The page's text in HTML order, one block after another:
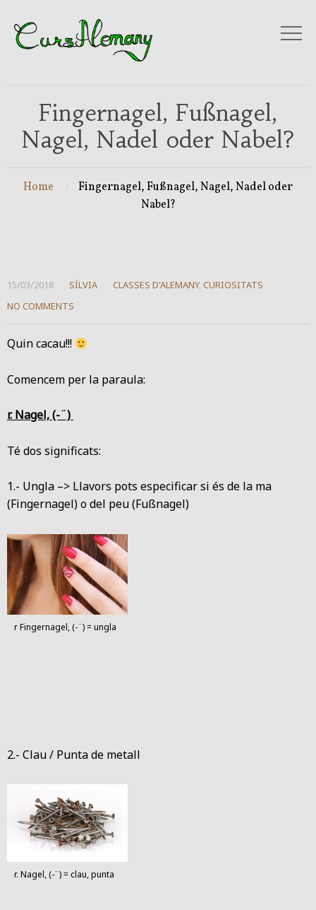
Fingernagel, Fußnagel,
Nagel, Nadel oder Nabel?
Home
Fingernagel, Fußnagel, Nagel, Nadel oder
Nabel?
15/03/2018 SÍLVIA CLASSES D'ALEMANY, CURIOSITATS
NO COMMENTS
Quin cacau!!!
Comencem per la paraula:
r. Nagel, (-¨)
Té dos significats:
1.- Ungla –> Llavors pots especificar si és de la ma
(Fingernagel) o del peu (Fußnagel)
r Fingernagel, (-¨) = ungla
2.- Clau / Punta de metall
r. Nagel, (-¨) = clau, punta